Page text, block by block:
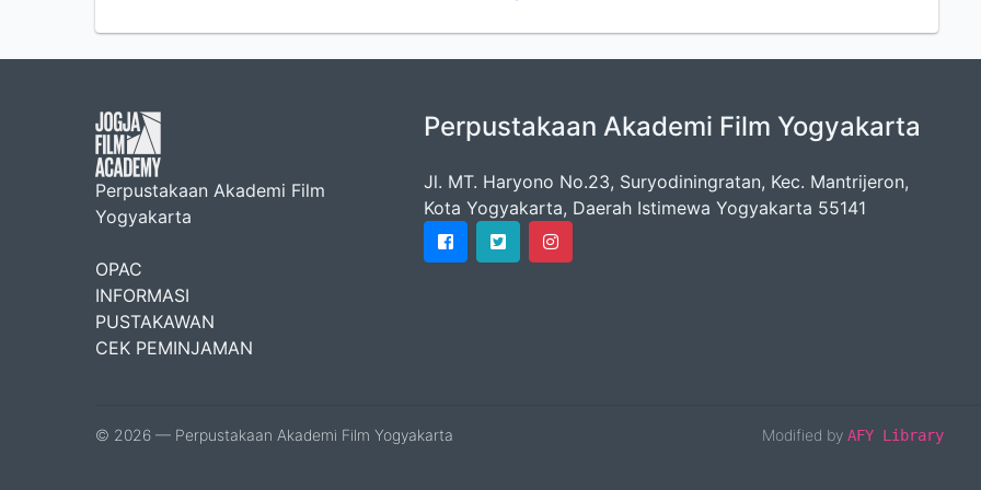
Perpustakaan Akademi Film
Yogyakarta
OPAC
INFORMASI
PUSTAKAWAN
CEK PEMINJAMAN
Perpustakaan Akademi Film Yogyakarta
Jl. MT. Haryono No.23, Suryodiningratan, Kec. Mantrijeron,
Kota Yogyakarta, Daerah Istimewa Yogyakarta 55141
© 2026 — Perpustakaan Akademi Film Yogyakarta Modified by AFY Library